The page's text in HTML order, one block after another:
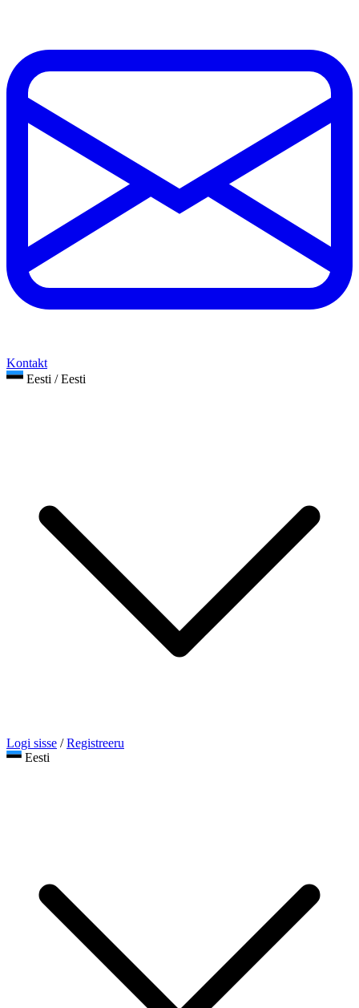
Kontakt
Eesti / Eesti
Logi sisse / Registreeru
Eesti